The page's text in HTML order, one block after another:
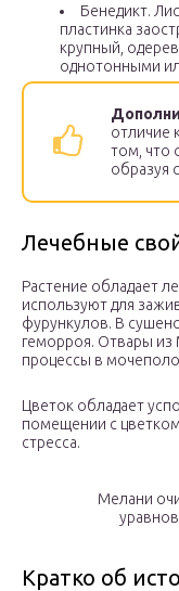
Бенедикт.
пластинка
крупный,
однотонными
отличие
том, что
образуя
Лечебные
Растение обладает
используют для
фурункулов. В
геморроя. Отвары из
процессы в
Цветок обладает
помещении с
стресса.
Мелани
Кратко об